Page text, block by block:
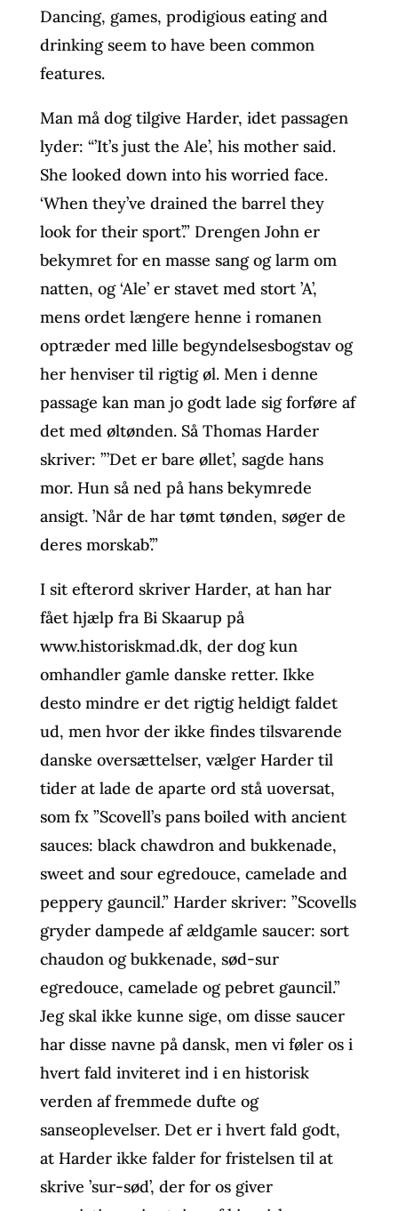
Dancing, games, prodigious eating and
drinking seem to have been common
features.
Man må dog tilgive Harder, idet passagen
lyder: “’It’s just the Ale’, his mother said.
She looked down into his worried face.
‘When they’ve drained the barrel they
look for their sport’.” Drengen John er
bekymret for en masse sang og larm om
natten, og ‘Ale’ er stavet med stort ’A’,
mens ordet længere henne i romanen
optræder med lille begyndelsesbogstav og
her henviser til rigtig øl. Men i denne
passage kan man jo godt lade sig forføre af
det med øltønden. Så Thomas Harder
skriver: ”’Det er bare øllet’, sagde hans
mor. Hun så ned på hans bekymrede
ansigt. ’Når de har tømt tønden, søger de
deres morskab’.”
I sit efterord skriver Harder, at han har
fået hjælp fra Bi Skaarup på
www.historiskmad.dk, der dog kun
omhandler gamle danske retter. Ikke
desto mindre er det rigtig heldigt faldet
ud, men hvor der ikke findes tilsvarende
danske oversættelser, vælger Harder til
tider at lade de aparte ord stå uoversat,
som fx ”Scovell’s pans boiled with ancient
sauces: black chawdron and bukkenade,
sweet and sour egredouce, camelade and
peppery gauncil.” Harder skriver: ”Scovells
gryder dampede af ældgamle saucer: sort
chaudon og bukkenade, sød-sur
egredouce, camelade og pebret gauncil.”
Jeg skal ikke kunne sige, om disse saucer
har disse navne på dansk, men vi føler os i
hvert fald inviteret ind i en historisk
verden af fremmede dufte og
sanseoplevelser. Det er i hvert fald godt,
at Harder ikke falder for fristelsen til at
skrive ’sur-sød’, der for os giver